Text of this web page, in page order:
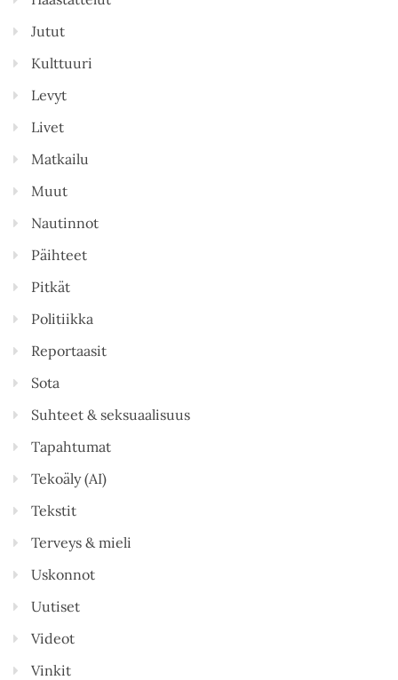
Jutut
Kulttuuri
Levyt
Livet
Matkailu
Muut
Nautinnot
Päihteet
Pitkät
Politiikka
Reportaasit
Sota
Suhteet & seksuaalisuus
Tapahtumat
Tekoäly (AI)
Tekstit
Terveys & mieli
Uskonnot
Uutiset
Videot
Vinkit